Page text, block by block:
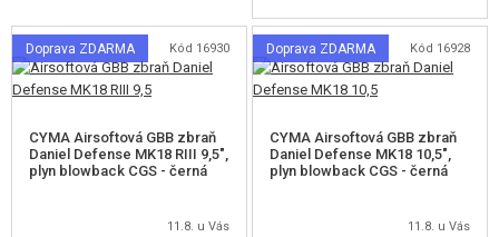
KONTAKT
Doprava ZDARMA Kód 16930
CYMA Airsoftová GBB zbraň
Daniel Defense MK18 RIII 9,5",
plyn blowback CGS - černá
11.8. u Vás
Doprava ZDARMA Kód 16928
CYMA Airsoftová GBB zbraň
Daniel Defense MK18 10,5",
plyn blowback CGS - černá
11.8. u Vás